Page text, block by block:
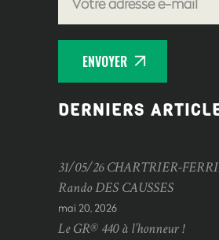
ENVOYER
DERNIERS
31/05/26 CHARTRIER-
Rando DES CAUSSES
mai 20, 2026
Le GR® 440 à l’honneur !